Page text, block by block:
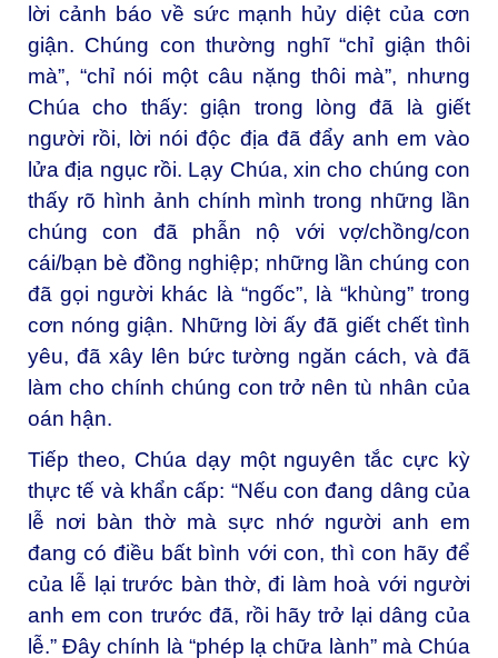
lời cảnh báo về sức mạnh hủy diệt của cơn
giận. Chúng con thường nghĩ “chỉ giận thôi
mà”, “chỉ nói một câu nặng thôi mà”, nhưng
Chúa cho thấy: giận trong lòng đã là giết
người rồi, lời nói độc địa đã đẩy anh em vào
lửa địa ngục rồi. Lạy Chúa, xin cho chúng con
thấy rõ hình ảnh chính mình trong những lần
chúng con đã phẫn nộ với vợ/chồng/con
cái/bạn bè đồng nghiệp; những lần chúng con
đã gọi người khác là “ngốc”, là “khùng” trong
cơn nóng giận. Những lời ấy đã giết chết tình
yêu, đã xây lên bức tường ngăn cách, và đã
làm cho chính chúng con trở nên tù nhân của
oán hận.
Tiếp theo, Chúa dạy một nguyên tắc cực kỳ
thực tế và khẩn cấp: “Nếu con đang dâng của
lễ nơi bàn thờ mà sực nhớ người anh em
đang có điều bất bình với con, thì con hãy để
của lễ lại trước bàn thờ, đi làm hoà với người
anh em con trước đã, rồi hãy trở lại dâng của
lễ.” Đây chính là “phép lạ chữa lành” mà Chúa